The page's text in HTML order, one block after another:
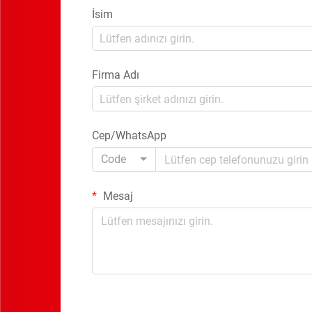
İsim
Firma Adı
Cep/WhatsApp
Code
Mesaj